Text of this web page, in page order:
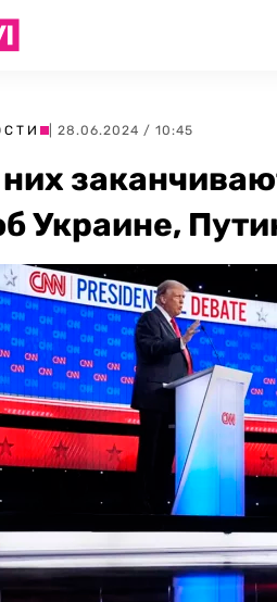
| 28.06.2024 / 10:45
Украине,